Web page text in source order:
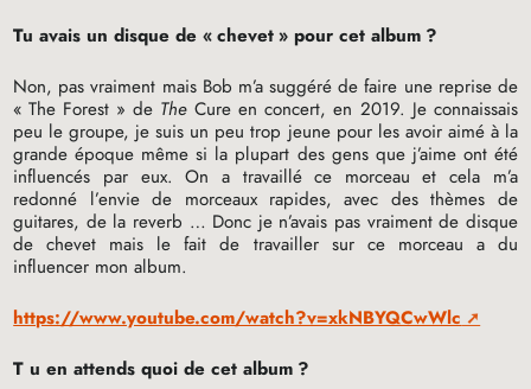
Tu avais un disque de «chevet» pour cet album ?
Non, pas vraiment mais Bob m’a suggéré de faire une reprise de
« The Forest » de TheCure en concert, en 2019. Je connaissais
peu le groupe, je suis un peu trop jeune pour les avoir aimé à la
grande époque même si la plupart des gens que j’aime ont été
influencés par eux. On a travaillé ce morceau et cela m’a
redonné l’envie de morceaux rapides, avec des thèmes de
guitares, de la reverb … Donc je n’avais pas vraiment de disque
de chevet mais le fait de travailler sur ce morceau a du
influencer mon album.
https://www.youtube.com/watch?v=xkNBYQCwWlc
T u en attends quoi de cet album ?